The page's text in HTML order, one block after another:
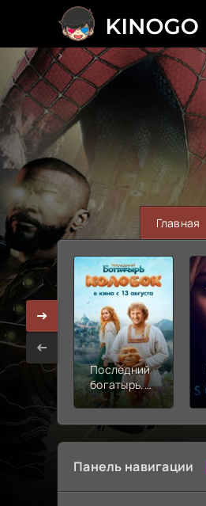
>
Главная
Последний
богатырь.
Колобок
Панель навигации